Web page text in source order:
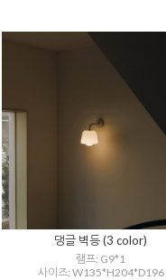
댕글 벽등 (3 color)
램프: G9*1
사이즈: W135*H204*D196